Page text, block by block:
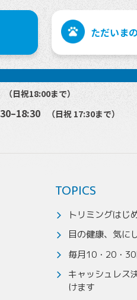
ただいまの
（日祝18:00まで）
（日祝 17:30まで）
TOPICS
トリミングはじ
目の健康、気に
毎月10・20・
キャッシュレス
けます